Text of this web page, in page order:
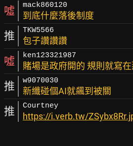
噓 mack860120
到底什麼落後制度
推 TKW5566
包子讚讚讚
噓 ken123321987
賭場是政府開的 規則就寫
推 w9070030
新纖碰個AI就飆到被關
推 Courtney
https://i.verb.tw/